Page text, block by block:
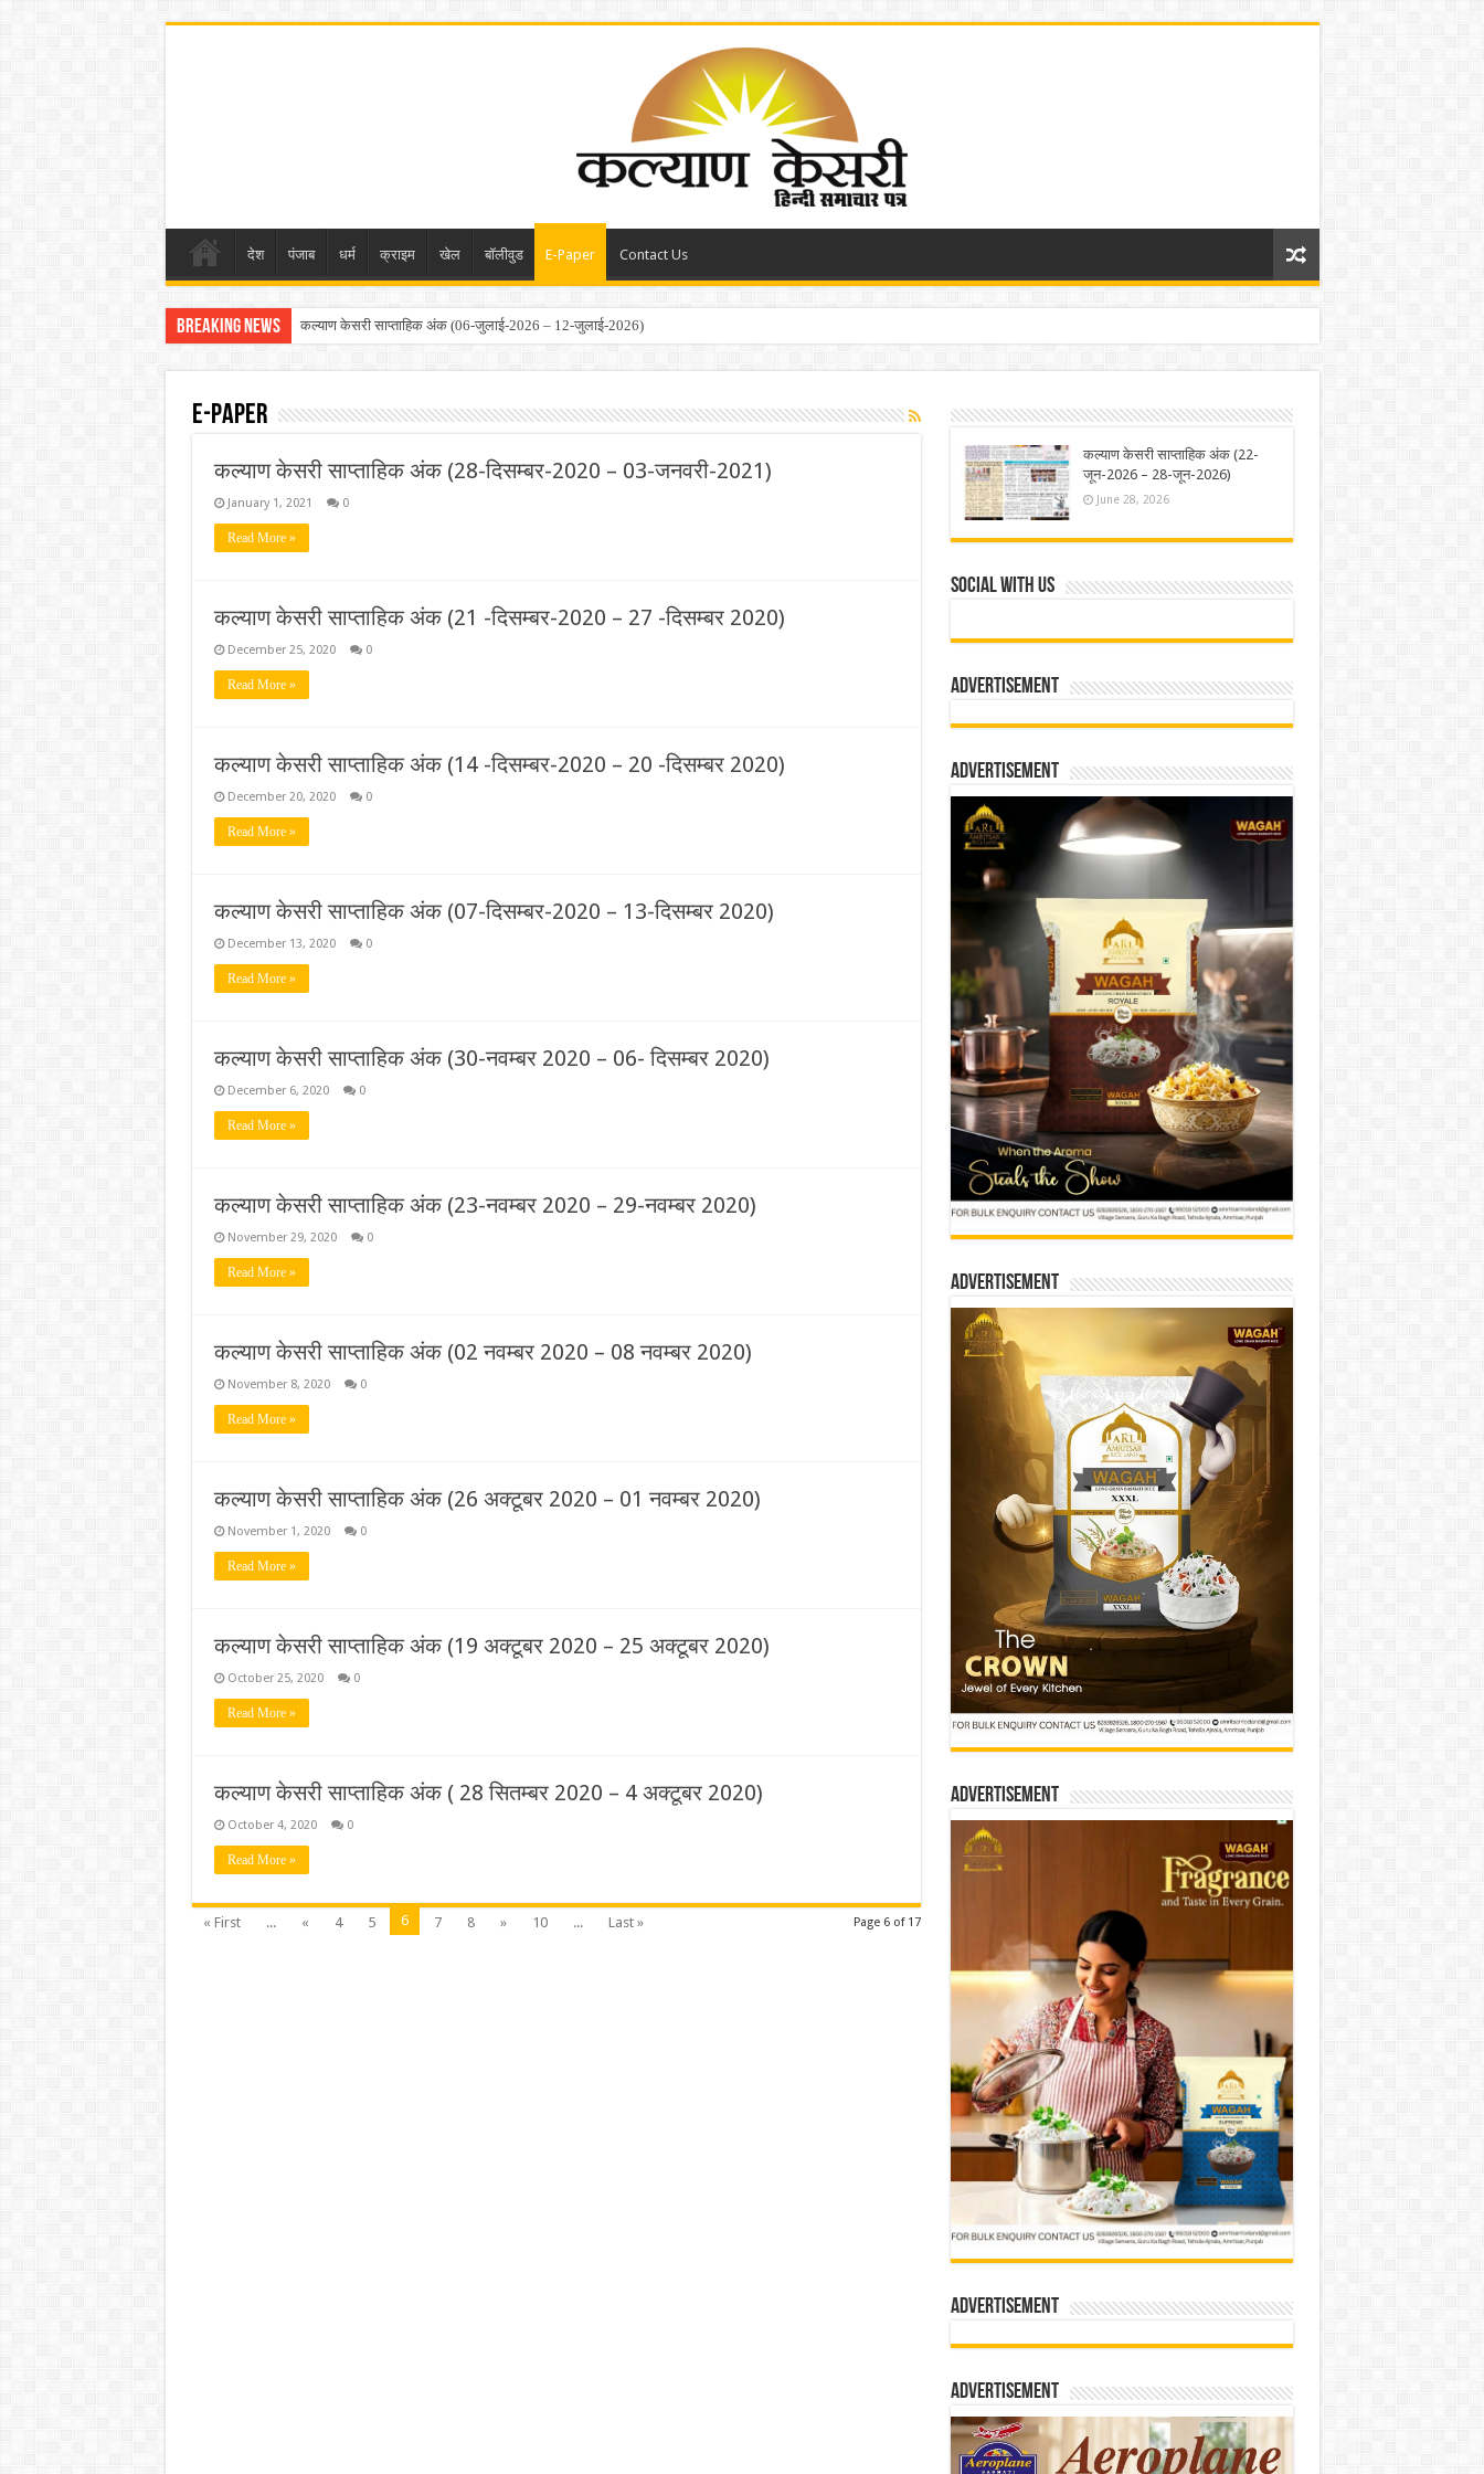
देश पंजाब धर्म क्राइम खेल बॉलीवुड E-Paper Contact Us
Breaking News कल्याण केसरी साप्ताहिक अंक (22-जून-2026 – 28-जून-2026)
E-Paper
कल्याण केसरी साप्ताहिक अंक (28-दिसम्बर-2020 – 03-जनवरी-2021)
January 1, 2021 0
Read More »
कल्याण केसरी साप्ताहिक अंक (21 -दिसम्बर-2020 – 27 -दिसम्बर 2020)
December 25, 2020 0
Read More »
कल्याण केसरी साप्ताहिक अंक (14 -दिसम्बर-2020 – 20 -दिसम्बर 2020)
December 20, 2020 0
Read More »
कल्याण केसरी साप्ताहिक अंक (07-दिसम्बर-2020 – 13-दिसम्बर 2020)
December 13, 2020 0
Read More »
कल्याण केसरी साप्ताहिक अंक (30-नवम्बर 2020 – 06- दिसम्बर 2020)
December 6, 2020 0
Read More »
कल्याण केसरी साप्ताहिक अंक (23-नवम्बर 2020 – 29-नवम्बर 2020)
November 29, 2020 0
Read More »
कल्याण केसरी साप्ताहिक अंक (02 नवम्बर 2020 – 08 नवम्बर 2020)
November 8, 2020 0
Read More »
कल्याण केसरी साप्ताहिक अंक (26 अक्टूबर 2020 – 01 नवम्बर 2020)
November 1, 2020 0
Read More »
कल्याण केसरी साप्ताहिक अंक (19 अक्टूबर 2020 – 25 अक्टूबर 2020)
October 25, 2020 0
Read More »
कल्याण केसरी साप्ताहिक अंक ( 28 सितम्बर 2020 – 4 अक्टूबर 2020)
October 4, 2020 0
Read More »
Page 6 of 17
« First ... « 4 5 6 7 8 » 10 ... Last »
कल्याण केसरी साप्ताहिक अंक (22-
जून-2026 – 28-जून-2026)
June 28, 2026
Social With Us
Advertisement
Advertisement
Advertisement
Advertisement
Advertisement
Advertisement